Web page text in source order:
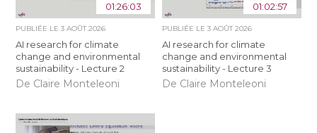
01:26:03
PUBLIÉE LE3 AOÛT 2026
AI research for climate
change and environmental
sustainability - Lecture 2
De Claire Monteleoni
01:02:57
PUBLIÉE LE 3 AOÛT 2026
AI research for climate
change and environmental
sustainability - Lecture 3
De Claire Monteleoni